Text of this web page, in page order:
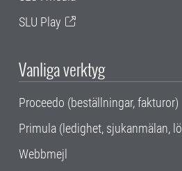
SLU Play
Vanliga verktyg
Proceedo (beställningar, fakturor)
Primula (ledighet, sjukanmälan,
Webbmejl